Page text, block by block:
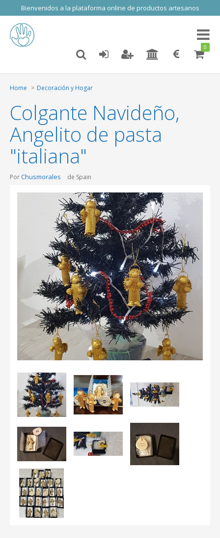
Bienvenidos a la plataforma online de productos artesanos
Toggle
0
Home Decoración y Hogar
Colgante Navideño,
Angelito de pasta
"italiana"
PorChusmorales de Spain